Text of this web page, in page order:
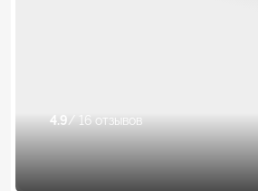
4.9/ 16 отзывов